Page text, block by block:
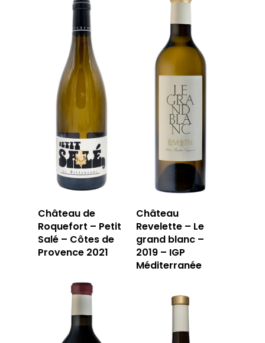
Château de
Roquefort – Petit
Salé – Côtes de
Provence 2021
Château
Revelette – Le
grand blanc –
2019 – IGP
Méditerranée